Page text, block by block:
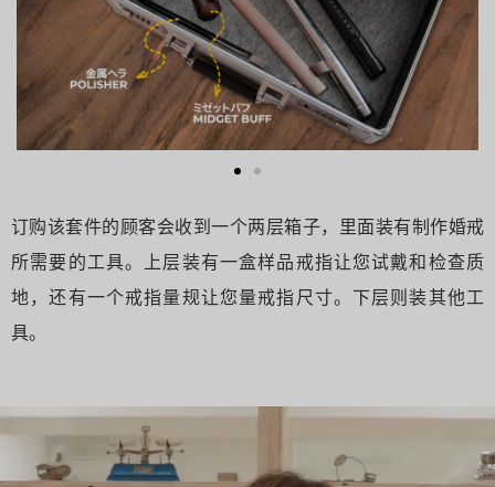
订购该套件的顾客会收到一个两层箱子，里面装有制作婚戒
所需要的工具。上层装有一盒样品戒指让您试戴和检查质
地，还有一个戒指量规让您量戒指尺寸。下层则装其他工
具。